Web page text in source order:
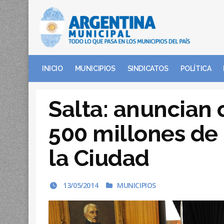
INICIO MUNICIPIOS SINDICATOS POLÍTICA
Salta: anuncian
500 millones de
la Ciudad
13/05/2014 MUNICIPIOS